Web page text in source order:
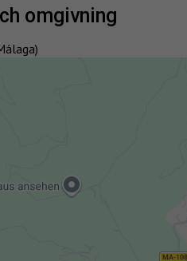
omgivning